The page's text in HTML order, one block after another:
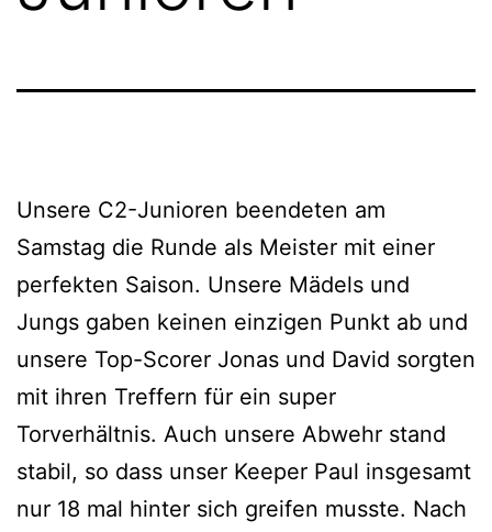
Unsere C2-Junioren beendeten am
Samstag die Runde als Meister mit einer
perfekten Saison. Unsere Mädels und
Jungs gaben keinen einzigen Punkt ab und
unsere Top-Scorer Jonas und David sorgten
mit ihren Treffern für ein super
Torverhältnis. Auch unsere Abwehr stand
stabil, so dass unser Keeper Paul insgesamt
nur 18 mal hinter sich greifen musste. Nach